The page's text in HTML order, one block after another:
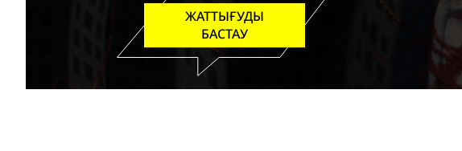
ЖАТТЫҒУДЫ
БАСТАУ